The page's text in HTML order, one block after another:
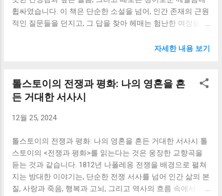
인물로서, 독자의 마음에 강렬한 인상을 남깁니다. 저는 카튜
샤의 슬픔과 좌절을 읽으면서, 사회적 약자에 대한 무관심과
삶을 통해 우리 사회의 어두운 면과 정의로운 사회를 향한 갈
그는 자신의 사회적 지위와 명예를 잃을 위험을 무릅쓰고, 그
녀를 돕기 위해 끊임없이 노력합니다. 하지만 그의 노력은 번
이러한 과정을 통해 네흘류도프는 자신이 가진 편견과 허영
그의 변화는...
휩싸였습니다. 이 책은 단순한 소설을 넘어, 인간 존재의 근원
적인 질문들을 던지고, 그 답을 찾아 헤매는 험난한 여정을 생
묘사를 통해, 각 인물의 내면 깊숙한 곳을 들여다보게 하며,
은 신앙심은 제게 큰 감동을 주었습니다. 그는 삶의 고통과 혼
란 속에서도 굳건한 신념을 지키며, 타인에게 끊임없는 사랑
미해져가는 인간성의 아름다움을 일깨워주는 듯했습니다. 그
계에 대해 다시 한번 생각하게 만들었습니다. 더욱 적극적으
로 타인에게 마음을 열고, 진정한 공감을 나누는 삶을 살아야
겠다는 다짐을 하게 되었습니다. 반면, 드미트리 카라마조프
의 격정적인 삶은 제게 경각심을 주었습니다. 그는 욕망과 분
노에 휩싸여 끊임없이 방황하고, 결국 비극적인 결과를 맞이
자세한 내용 보기
톨스토이의 전쟁과 평화: 나의 영혼을 흔
든 거대한 서사시
12월 25, 2024
톨스토이의 전쟁과 평화: 나의 영혼을 흔든 거대한 서사시 톨
스토이의 <전쟁과 평화>를 읽는다는 것은 웅장한 교향곡을
듣는 것과 같습니다. 1812년 나폴레옹 전쟁을 배경으로 펼쳐
지는 방대한 이야기는, 단순한 전쟁 서사를 넘어 인간 삶의 본
질, 사랑과 죽음, 행복과 고뇌, 그리고 역사의 흐름 속에서 개